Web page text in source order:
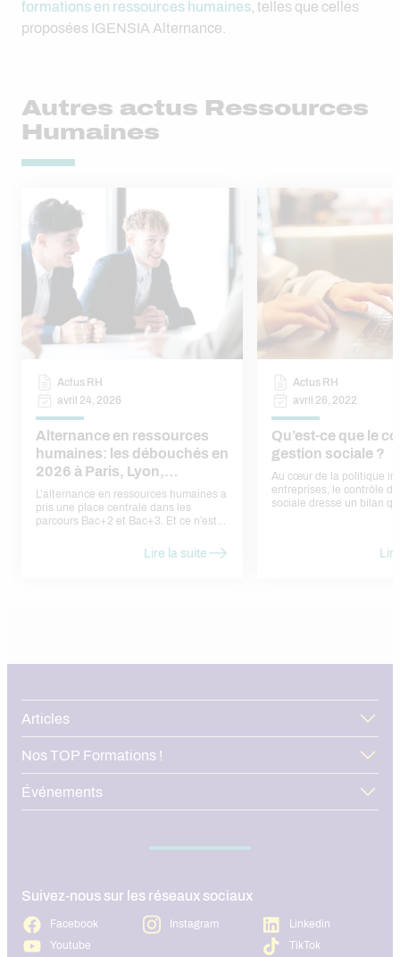
formations en ressources humaines , telles que celles
proposées IGENSIA Alternance.
Autres actus Ressources
Humaines
Actus RH
avril 24, 2026
Alternance en ressources
humaines: les débouchés en
2026 à Paris, Lyon,
Toulouse
L’alternance en ressources humaines a
pris une place centrale dans les
parcours Bac+2 et Bac+3. Et ce n’est
d’apprendre un métier concret,
d’obtenir un diplôme reconnu, et
Lire la suite
Actus RH
avril 26, 2022
Qu’est-ce que le
gestion sociale ?
Au cœur de la politique
entreprises, le contrôle
sociale dresse un bilan
(Ressources Humaines)
Alternance vous présente
Articles
Nos TOP Formations !
Événements
Suivez-nous sur les réseaux sociaux
Facebook Instagram
Linkedin
Youtube
TikTok